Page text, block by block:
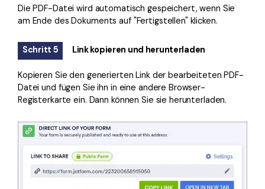
Die PDF-Datei wird automatisch gespeichert, wenn Sie
am Ende des Dokuments auf "Fertigstellen" klicken.
Schritt 5 Link kopieren und herunterladen
Kopieren Sie den generierten Link der bearbeiteten PDF-
Datei und fügen Sie ihn in eine andere Browser-
Registerkarte ein. Dann können Sie sie herunterladen.